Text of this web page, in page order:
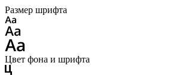
Размер шрифта
Цвет фона и шрифта